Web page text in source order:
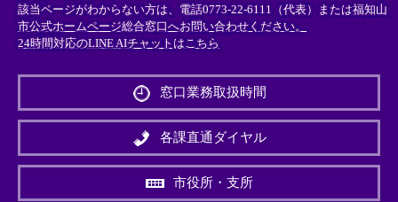
該当ページがわからない方は、電話0773-22-6111（代表）または福知山
市公式ホームページ総合窓口へお問い合わせください。
24時間対応のLINE AIチャットはこちら
外
リ
ン
＞
窓口業務取扱時間
各課直通ダイヤル
市役所・支所